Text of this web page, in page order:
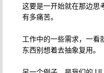
这要是一开始就在那边思
有多痛苦。
工作中的一些需求，一看
东西别想着去抽象复用。